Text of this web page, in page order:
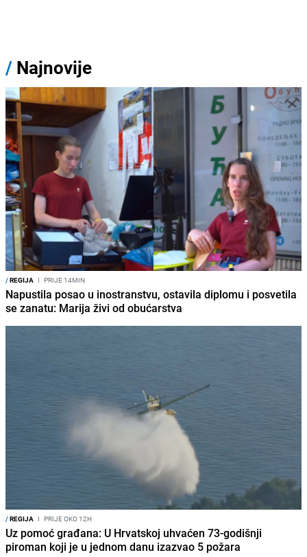
/ Najnovije
/REGIJA I PRIJE 14MIN
Napustila posao u inostranstvu, ostavila diplomu i posvetila
se zanatu: Marija živi od obućarstva
/REGIJA I PRIJE OKO 12H
Uz pomoć građana: U Hrvatskoj uhvaćen 73-godišnji
piroman koji je u jednom danu izazvao 5 požara